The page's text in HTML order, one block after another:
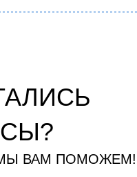
ВАМ ПОМОЖЕМ!